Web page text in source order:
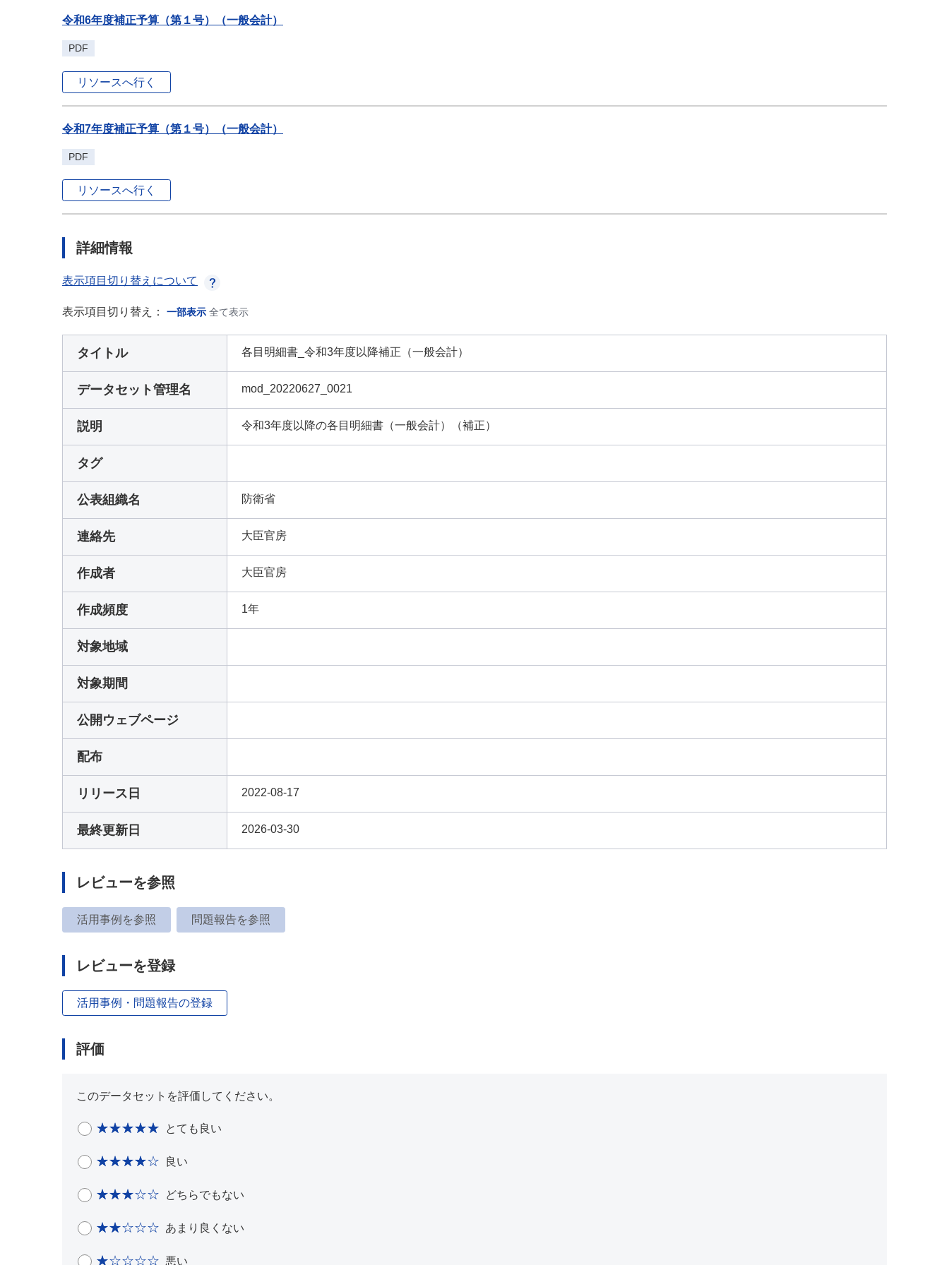
令和6年度補正予算（第１号）（一般会計）
PDF
リソースへ行く
令和7年度補正予算（第１号）（一般会計）
PDF
リソースへ行く
詳細情報
表示項目切り替えについて
表示項目切り替え： 一部表示 全て表示
タイトル 各目明細書_令和3年度以降補正（一般会計）
データセット管理名 mod_20220627_0021
説明 令和3年度以降の各目明細書（一般会計）（補正）
タグ
公表組織名 防衛省
連絡先 大臣官房
作成者 大臣官房
作成頻度 1年
対象地域
対象期間
公開ウェブページ
配布
リリース日 2022-08-17
最終更新日 2026-03-30
レビューを参照
活用事例を参照 問題報告を参照
レビューを登録
活用事例・問題報告の登録
評価
このデータセットを評価してください。
とても良い
良い
どちらでもない
あまり良くない
悪い